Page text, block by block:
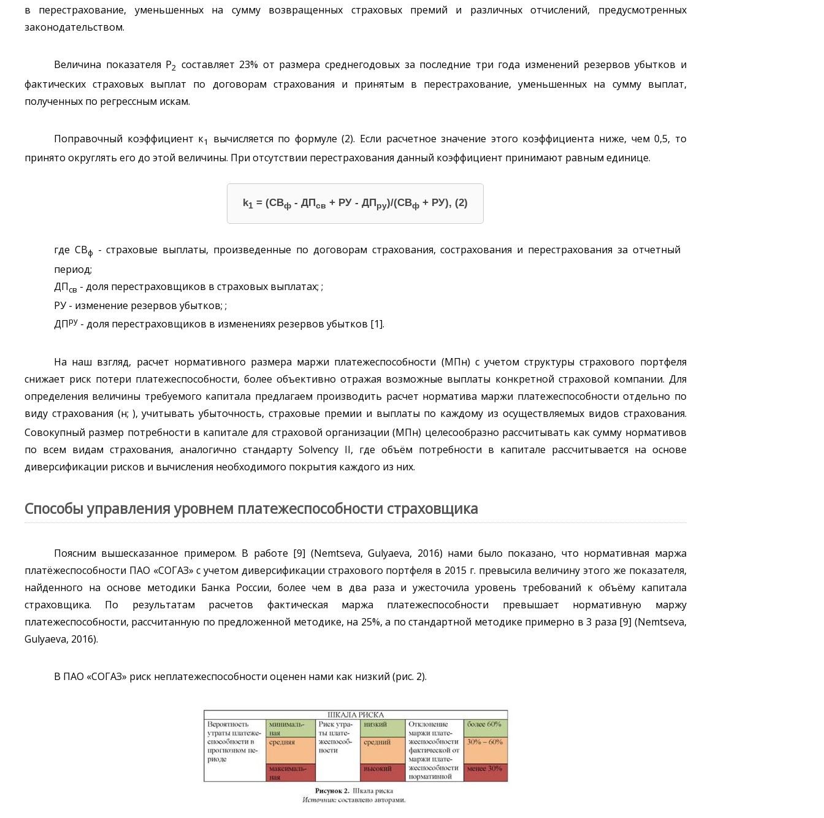
в перестрахование, уменьшенных на сумму возвращенных страховых премий и различных отчислений, предусмотренных
законодательством.
Величина показателя Р2 составляет 23% от размера среднегодовых за последние три года изменений резервов убытков и
фактических страховых выплат по договорам страхования и принятым в перестрахование, уменьшенных на сумму выплат,
полученных по регрессным искам.
Поправочный коэффициент к1
вычисляется по формуле (2). Если расчетное значение этого коэффициента ниже, чем 0,5, то
принято округлять его до этой величины. При отсутствии перестрахования данный коэффициент принимают равным единице.
k1 = (СВф - ДПсв + РУ - ДП ру)/(СВф + РУ), (2)
где СВф - страховые выплаты, произведенные по договорам страхования, сострахования и перестрахования за отчетный
период;
ДПсв - доля перестраховщиков в страховых выплатах; ;
РУ - изменение резервов убытков; ;
ДПру - доля перестраховщиков в изменениях резервов убытков [1].
На наш взгляд, расчет нормативного размера маржи платежеспособности (МПн) с учетом структуры страхового портфеля
снижает риск потери платежеспособности, более объективно отражая возможные выплаты конкретной страховой компании. Для
определения величины требуемого капитала предлагаем производить расчет норматива маржи платежеспособности отдельно по
виду страхования (н; ), учитывать убыточность, страховые премии и выплаты по каждому из осуществляемых видов страхования.
Совокупный размер потребности в капитале для страховой организации (МПн) целесообразно рассчитывать как сумму нормативов
по всем видам страхования, аналогично стандарту Solvency II, где объём потребности в капитале рассчитывается на основе
диверсификации рисков и вычисления необходимого покрытия каждого из них.
Способы управления уровнем платежеспособности страховщика
Поясним вышесказанное примером. В работе [9] (Nemtseva, Gulyaeva, 2016) нами было показано, что нормативная маржа
платёжеспособности ПАО «СОГАЗ» с учетом диверсификации страхового портфеля в 2015 г. превысила величину этого же показателя,
найденного на основе методики Банка России, более чем в два раза и ужесточила уровень требований к объёму капитала
страховщика. По результатам расчетов фактическая маржа платежеспособности превышает нормативную маржу
платежеспособности, рассчитанную по предложенной методике, на 25%, а по стандартной методике примерно в 3 раза [9] (Nemtseva,
Gulyaeva, 2016).
В ПАО «СОГАЗ» риск неплатежеспособности оценен нами как низкий (рис. 2).